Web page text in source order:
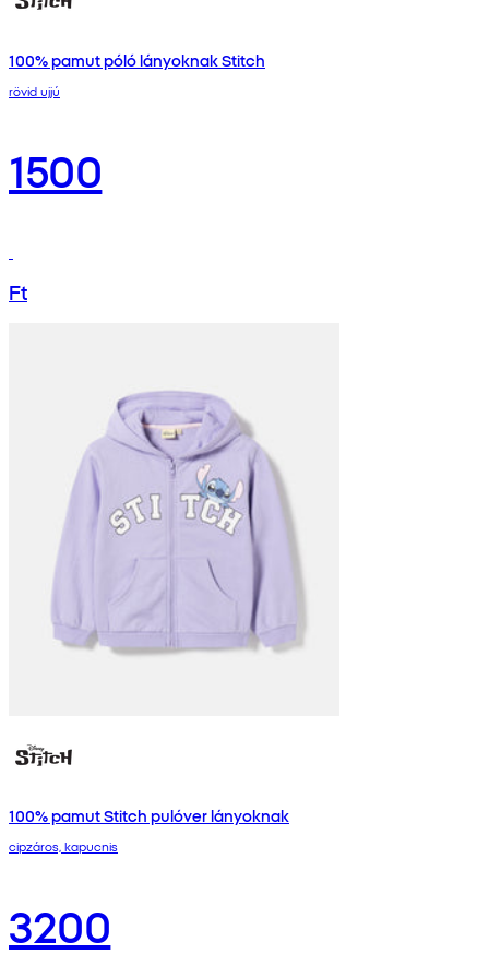
100% pamut póló lányoknak Stitch
rövid ujjú
1500
Ft
100% pamut Stitch pulóver lányoknak
cipzáros, kapucnis
3200